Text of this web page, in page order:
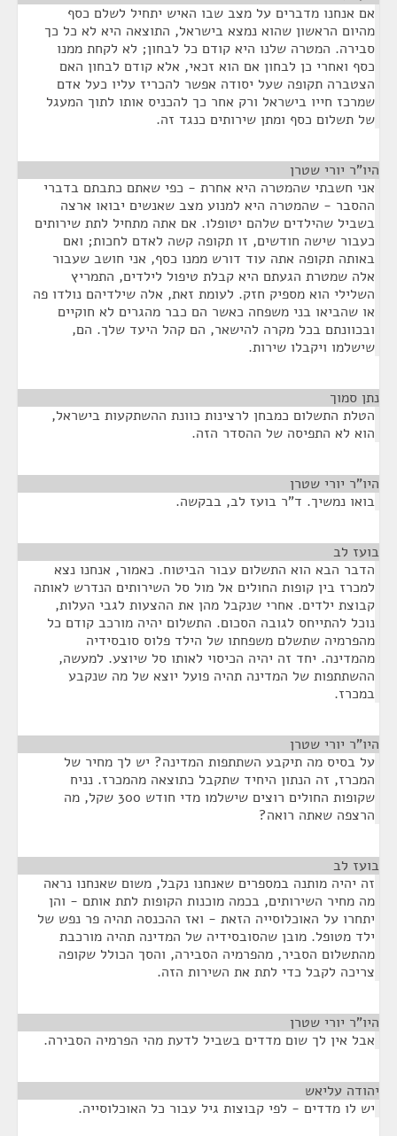
אם אנחנו מדברים על מצב שבו האיש יתחיל לשלם כסף
מהיום הראשון שהוא נמצא בישראל, התוצאה היא לא כל כך
סבירה. המטרה שלנו היא קודם כל לבחון; לא לקחת ממנו
כסף ואחרי כן לבחון אם הוא זכאי, אלא קודם לבחון האם
הצטברה תקופה שעל יסודה אפשר להכריז עליו כעל אדם
שמרכז חייו בישראל ורק אחר כך להכניס אותו לתוך המעגל
של תשלום כסף ומתן שירותים כנגד זה.
היו"ר יורי שטרן
אני חשבתי שהמטרה היא אחרת - כפי שאתם כתבתם בדברי
ההסבר - שהמטרה היא למנוע מצב שאנשים יבואו ארצה
בשביל שהילדים שלהם יטופלו. אם אתה מתחיל לתת שירותים
כעבור שישה חודשים, זו תקופה קשה לאדם לחכות; ואם
באותה תקופה אתה עוד דורש ממנו כסף, אני חושב שעבור
אלה שמטרת הגעתם היא קבלת טיפול לילדים, התמריץ
השלילי הוא מספיק חזק. לעומת זאת, אלה שילדיהם נולדו פה
או שהביאו בני משפחה כאשר הם כבר מהגרים לא חוקיים
ובכוונתם בכל מקרה להישאר, הם קהל היעד שלך. הם,
שישלמו ויקבלו שירות.
נתן סמוך
הטלת התשלום כמבחן לרצינות כוונת ההשתקעות בישראל,
הוא לא התפיסה של ההסדר הזה.
היו"ר יורי שטרן
בואו נמשיך. ד"ר בועז לב, בבקשה.
בועז לב
הדבר הבא הוא התשלום עבור הביטוח. כאמור, אנחנו נצא
למכרז בין קופות החולים אל מול סל השירותים הנדרש לאותה
קבוצת ילדים. אחרי שנקבל מהן את ההצעות לגבי העלות,
נוכל להתייחס לגובה הסכום. התשלום יהיה מורכב קודם כל
מהפרמיה שתשלם משפחתו של הילד פלוס סובסידיה
מהמדינה. יחד זה יהיה הכיסוי לאותו סל שיוצע. למעשה,
ההשתתפות של המדינה תהיה פועל יוצא של מה שנקבע
במכרז.
היו"ר יורי שטרן
על בסיס מה תיקבע השתתפות המדינה? יש לך מחיר של
המכרז, זה הנתון היחיד שתקבל כתוצאה מהמכרז. נניח
שקופות החולים רוצים שישלמו מדי חודש 300 שקל, מה
הרצפה שאתה רואה?
בועז לב
זה יהיה מותנה במספרים שאנחנו נקבל, משום שאנחנו נראה
מה מחיר השירותים, בכמה מוכנות הקופות לתת אותם - והן
יתחרו על האוכלוסייה הזאת - ואז ההכנסה תהיה פר נפש של
ילד מטופל. מובן שהסובסידיה של המדינה תהיה מורכבת
מהתשלום הסביר, מהפרמיה הסבירה, והסך הכולל שקופה
צריכה לקבל כדי לתת את השירות הזה.
היו"ר יורי שטרן
אבל אין לך שום מדדים בשביל לדעת מהי הפרמיה הסבירה.
יהודה עליאש
יש לו מדדים - לפי קבוצות גיל עבור כל האוכלוסייה.